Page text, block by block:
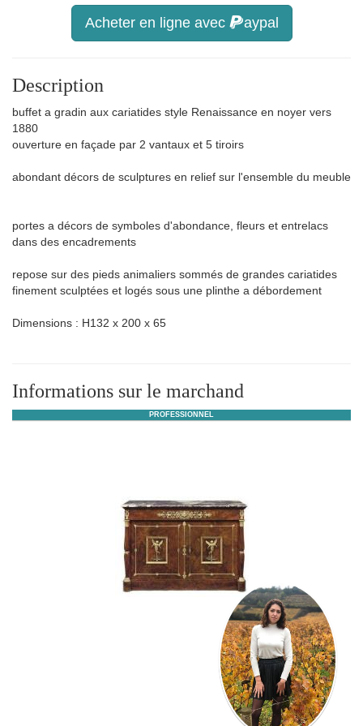
Acheter en ligne avec aypal
Description
buffet a gradin aux cariatides style Renaissance en noyer vers
1880
ouverture en façade par 2 vantaux et 5 tiroirs
abondant décors de sculptures en relief sur l'ensemble du meuble
portes a décors de symboles d'abondance, fleurs et entrelacs
dans des encadrements
repose sur des pieds animaliers sommés de grandes cariatides
finement sculptées et logés sous une plinthe a débordement
Dimensions : H132 x 200 x 65
Informations sur le marchand
PROFESSIONNEL